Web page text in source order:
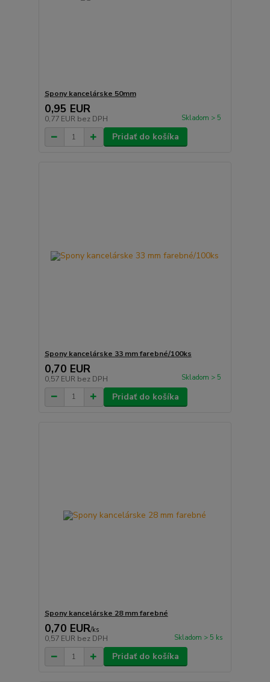
Spony kancelárske 50mm
0,95 EUR
0,77 EUR bez DPH Skladom > 5
Pridať do košíka
Spony kancelárske 33 mm farebné/100ks
0,70 EUR
0,57 EUR bez DPH Skladom > 5
Pridať do košíka
Spony kancelárske 28 mm farebné
0,70 EUR/ks
0,57 EUR bez DPH Skladom > 5 ks
Pridať do košíka